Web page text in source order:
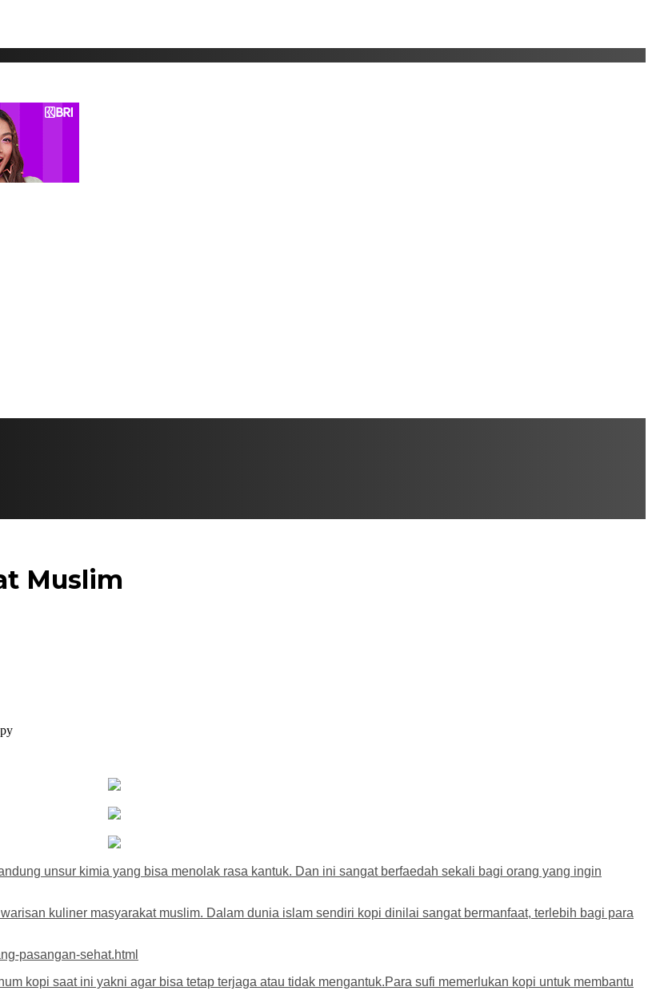
Muslim
unsur kimia yang bisa menolak rasa kantuk. Dan ini sangat berfaedah sekali bagi orang yang ingin
kuliner masyarakat muslim. Dalam dunia islam sendiri kopi dinilai sangat bermanfaat, terlebih bagi para
pasangan-sehat.html
kopi saat ini yakni agar bisa tetap terjaga atau tidak mengantuk.Para sufi memerlukan kopi untuk membantu